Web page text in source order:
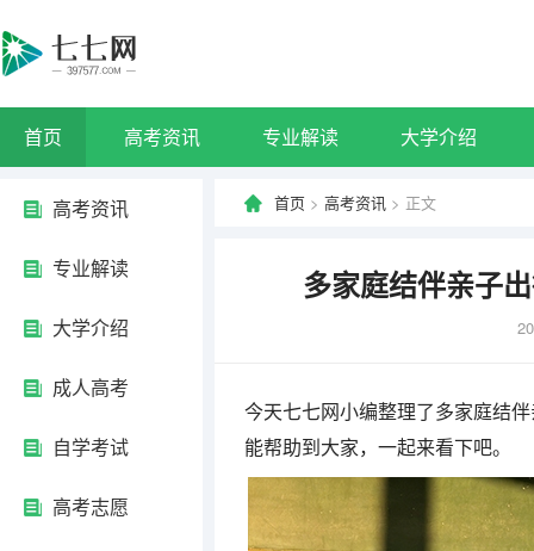
首页 高考资讯 专业解读 大学介绍
高考资讯
专业解读
大学介绍
成人高考
自学考试
高考志愿
首页 > 高考资讯 > 正文
多家庭结伴亲子
今天七七网小编整理了多家庭结
能帮助到大家，一起来看下吧。